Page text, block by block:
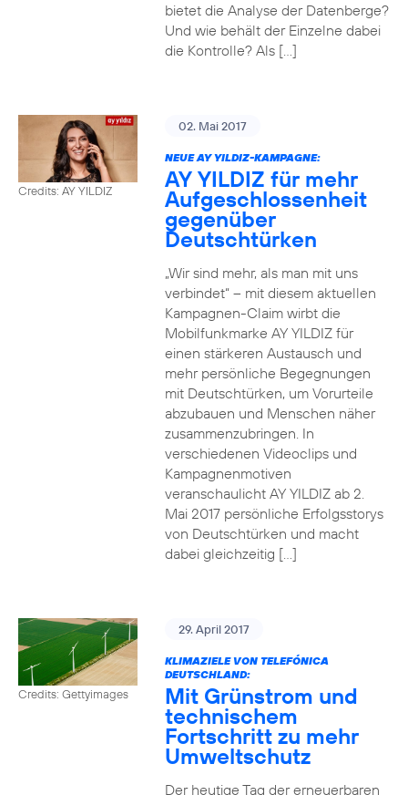
bietet die Analyse der Datenberge?
Und wie behält der Einzelne dabei
die Kontrolle? Als […]
Credits: AY YILDIZ
02. Mai 2017
NEUE AY YILDIZ-KAMPAGNE:
AY YILDIZ für mehr
Aufgeschlossenheit
gegenüber
Deutschtürken
„Wir sind mehr, als man mit uns
verbindet“ – mit diesem aktuellen
Kampagnen-Claim wirbt die
Mobilfunkmarke AY YILDIZ für
einen stärkeren Austausch und
mehr persönliche Begegnungen
mit Deutschtürken, um Vorurteile
abzubauen und Menschen näher
zusammenzubringen. In
verschiedenen Videoclips und
Kampagnenmotiven
veranschaulicht AY YILDIZ ab 2.
Mai 2017 persönliche Erfolgsstorys
von Deutschtürken und macht
dabei gleichzeitig […]
Credits: Gettyimages
29. April 2017
KLIMAZIELE VON TELEFÓNICA
DEUTSCHLAND:
Mit Grünstrom und
technischem
Fortschritt zu mehr
Umweltschutz
Der heutige Tag der erneuerbaren